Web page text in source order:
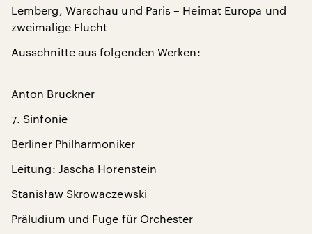
Lemberg, Warschau und Paris – Heimat Europa und
zweimalige Flucht
Ausschnitte aus folgenden Werken:
Anton Bruckner
7. Sinfonie
Berliner Philharmoniker
Leitung: Jascha Horenstein
Stanisław Skrowaczewski
Präludium und Fuge für Orchester